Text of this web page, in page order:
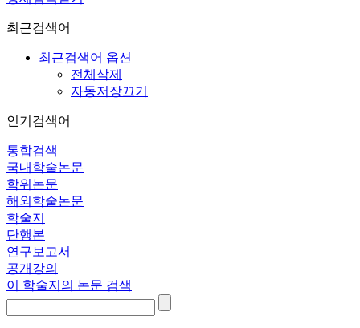
최근검색어
최근검색어 옵션
전체삭제
자동저장끄기
인기검색어
통합검색
국내학술논문
학위논문
해외학술논문
학술지
단행본
연구보고서
공개강의
이 학술지의 논문 검색